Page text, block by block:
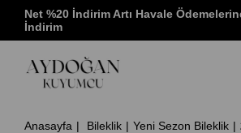
Net %20 İndirim Artı Havale
İndirim
Anasayfa Bileklik Yeni Sezon Bileklik